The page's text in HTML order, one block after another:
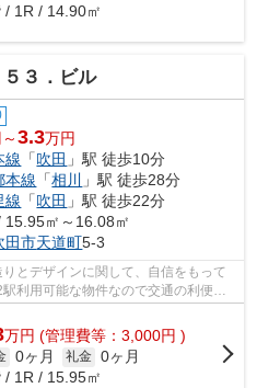
/ 1R / 14.90㎡
５３．ビル
3.3万円
線 「吹田 」駅 徒歩10分
本線 「相川
」駅 徒歩28分
線 「吹田 」駅 徒歩22分
15.95㎡～16.08㎡
田市天道町5-3
とデザインに関して、自信をもって
利用可能な物件なので交通の利便性
...
万円 (管理費等：3,000円 )
0ヶ月 礼金 0ヶ月
/ 1R / 15.95㎡